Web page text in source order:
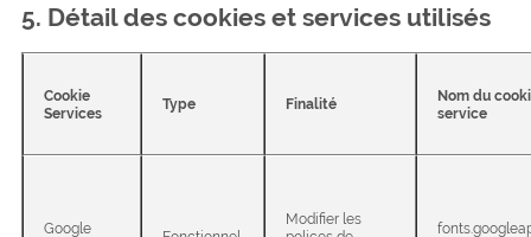
5. Détail des cookies et services utilisés
Cookie
Services
Type Finalité
Nom du
service
Google
Modifier les